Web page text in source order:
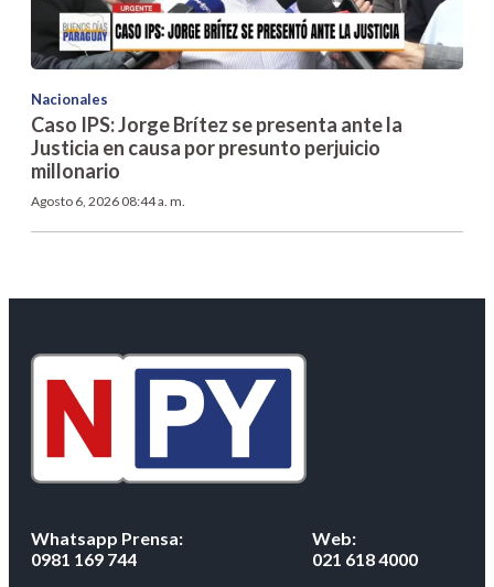
Nacionales
Caso IPS: Jorge Brítez se presenta ante la
Justicia en causa por presunto perjuicio
millonario
Agosto 6, 2026 08:44 a. m.
Whatsapp Prensa:
0981 169 744
Web:
021 618 4000